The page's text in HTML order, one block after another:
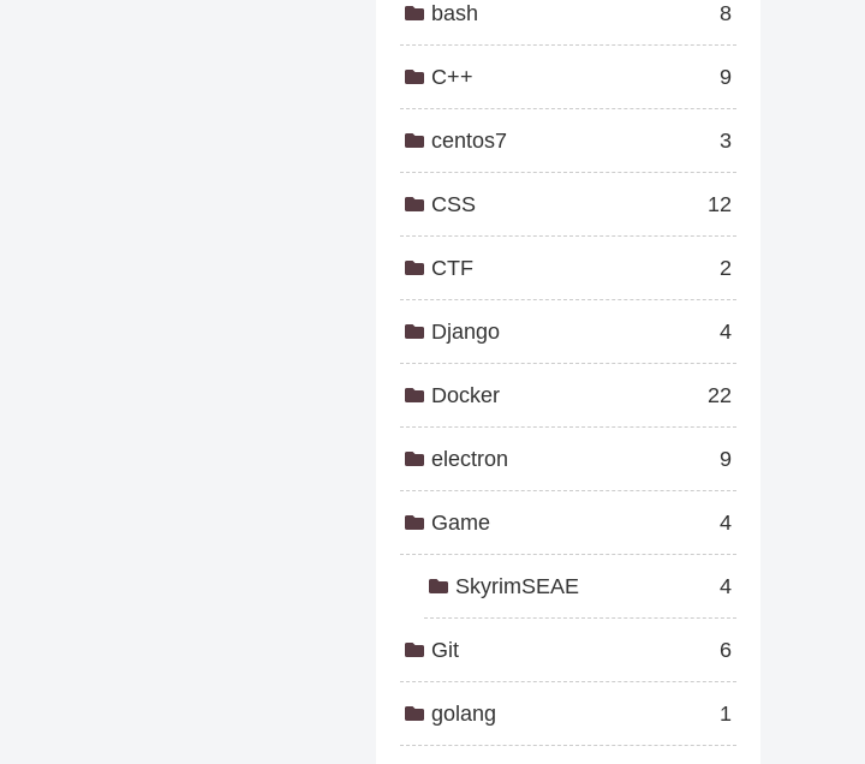
bash 8
C++ 9
centos7 3
CSS 12
CTF 2
Django 4
Docker 22
electron 9
Game 4
SkyrimSEAE 4
Git 6
golang 1